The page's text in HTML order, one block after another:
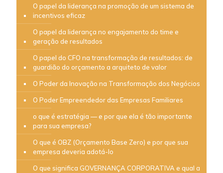
O papel da liderança na promoção de um sistema de
incentivos eficaz
O papel da liderança no engajamento do time e
geração de resultados
O papel do CFO na transformação de resultados: de
guardião do orçamento a arquiteto de valor
O Poder da Inovação na Transformação dos Negócios
O Poder Empreendedor das Empresas Familiares
o que é estratégia — e por que ela é tão importante
para sua empresa?
O que é OBZ (Orçamento Base Zero) e por que sua
empresa deveria adotá-lo
O que significa GOVERNANÇA CORPORATIVA e qual a